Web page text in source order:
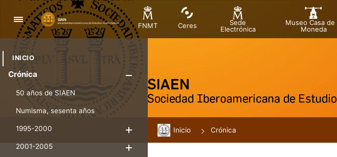
Nabigazioa
FNMT Ceres
Sede
Electrónica
Museo Casa de
Moneda
INICIO
Crónica
50 años de SIAEN
Numisma, sesenta años
1995-2000
Erakutsi/Ezkutatu
2001-2005
Inicio Crónica